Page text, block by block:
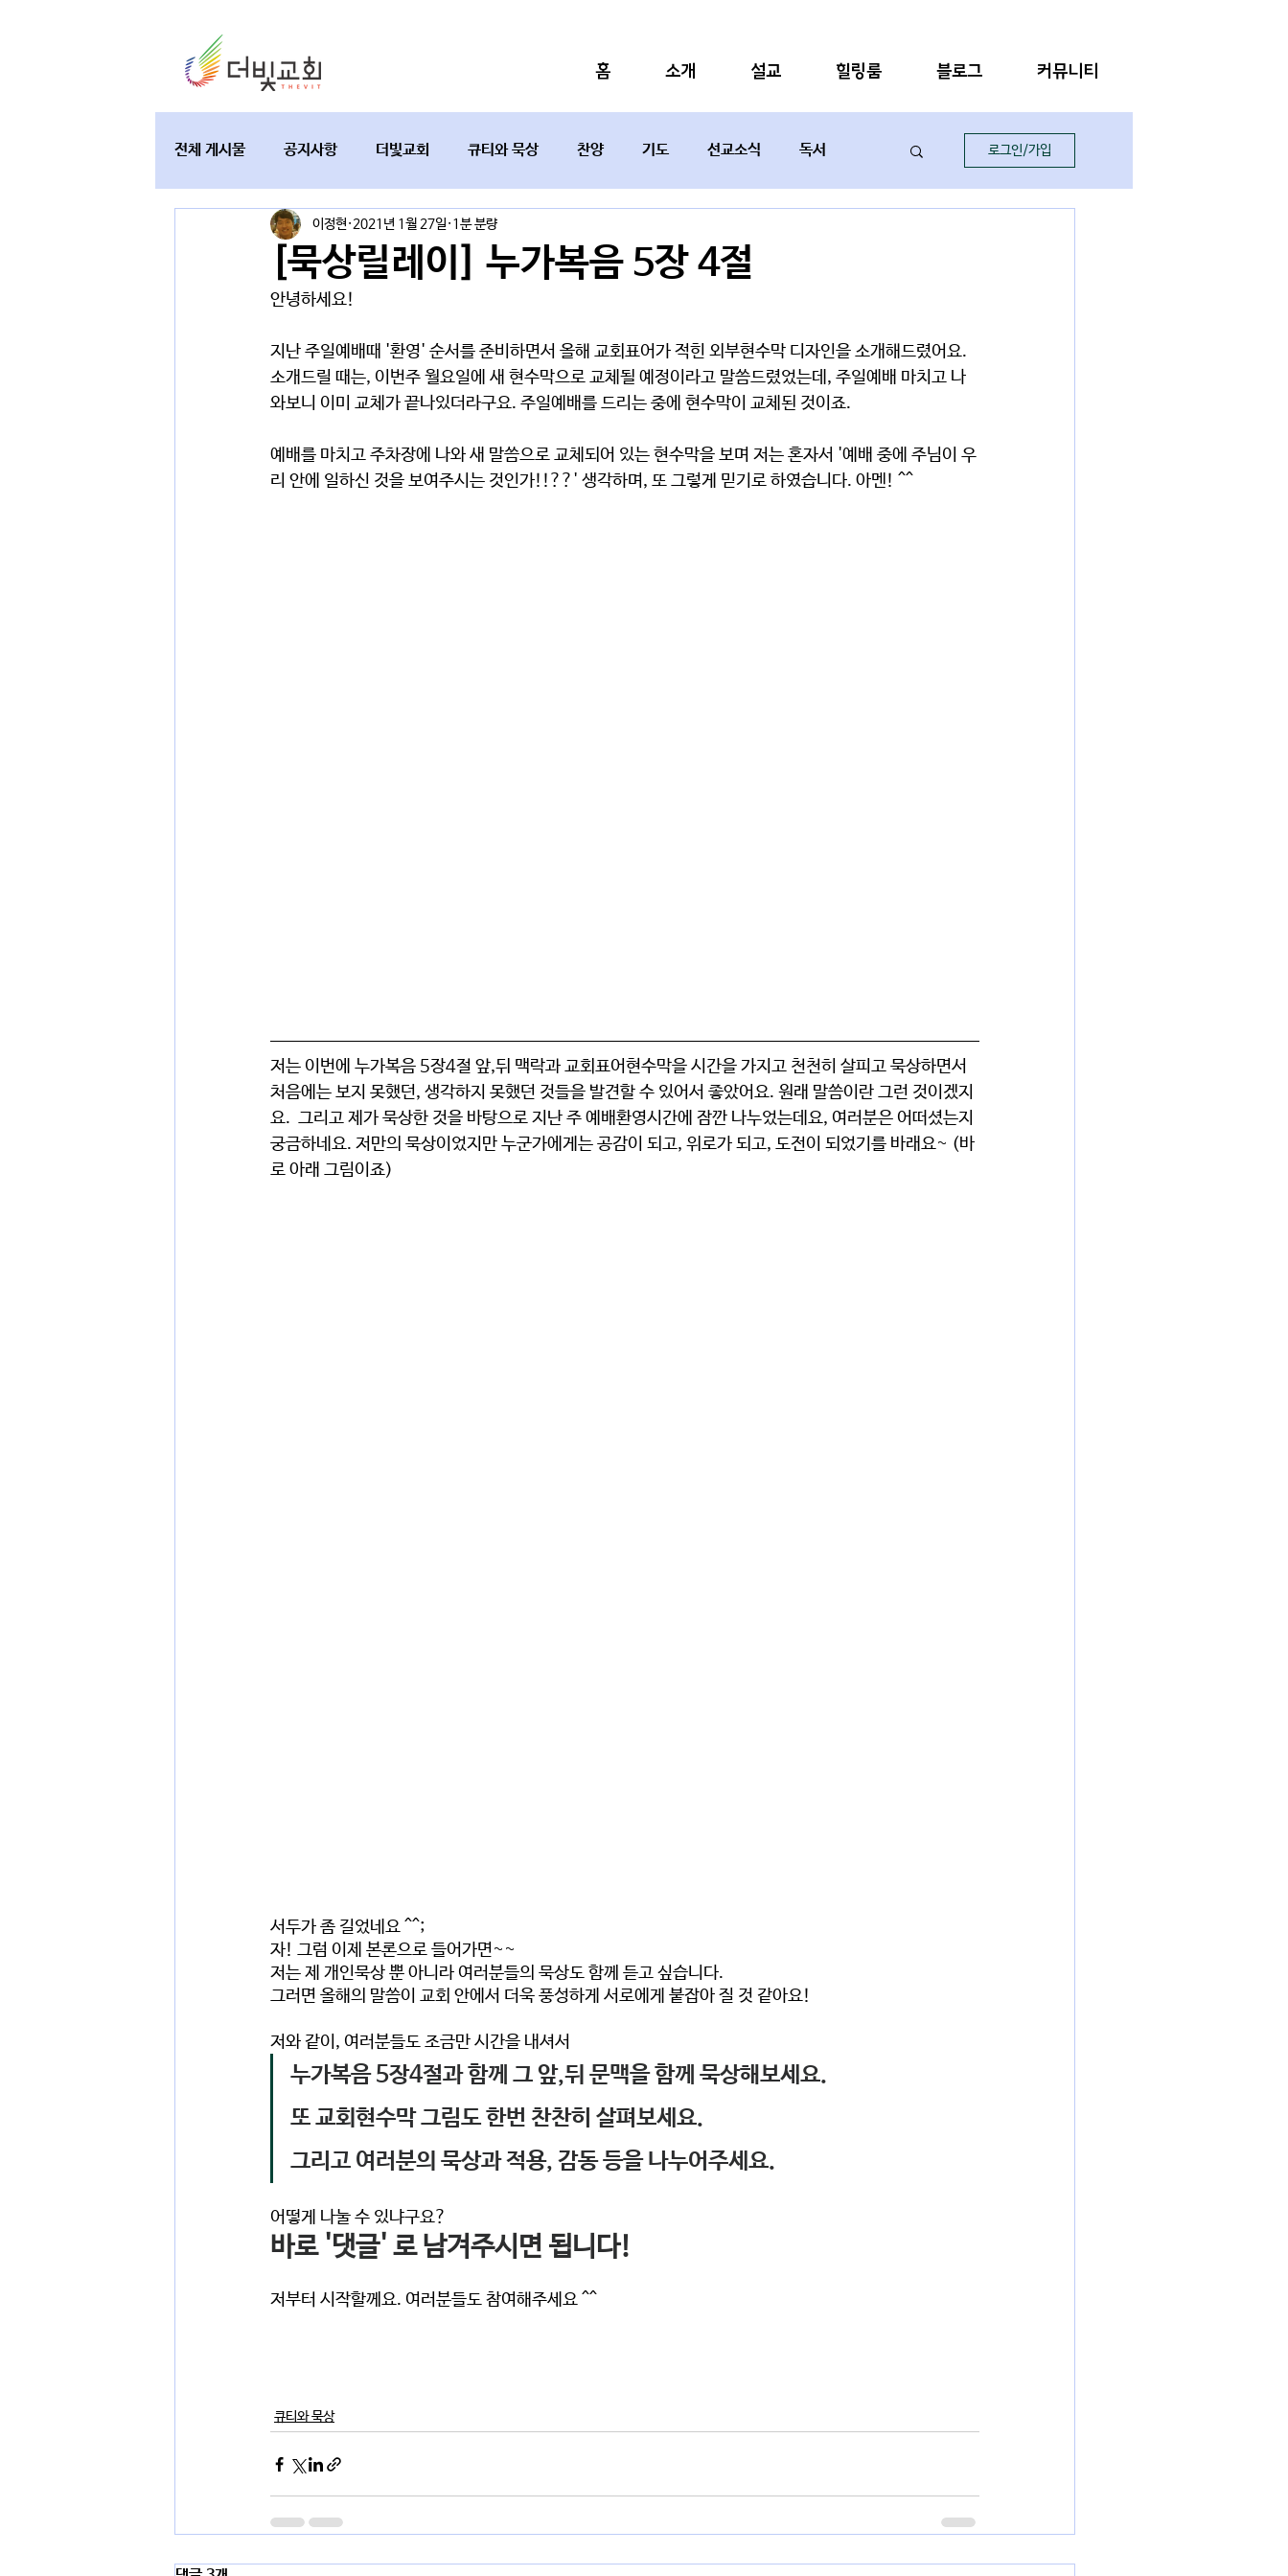
홈 소개 설교 힐링룸 블로그 커뮤니티
전체 게시물 공지사항 더빛교회 큐티와 묵상 찬양 기도 선교소식 독서
교육과 테필린 토요가정예배 설교요약
로그인/가입
[묵상릴레이] 누가복음 5장 4절
이정현 2021년 1월 27일 1분 분량
안녕하세요!
지난 주일예배때 '환영' 순서를 준비하면서 올해 교회표어가 적힌 외부현수막 디자인을 소개해드렸어요.
소개드릴 때는, 이번주 월요일에 새 현수막으로 교체될 예정이라고 말씀드렸었는데, 주일예배 마치고 나
와보니 이미 교체가 끝나있더라구요. 주일예배를 드리는 중에 현수막이 교체된 것이죠.
예배를 마치고 주차장에 나와 새 말씀으로 교체되어 있는 현수막을 보며 저는 혼자서 '예배 중에 주님이 우
리 안에 일하신 것을 보여주시는 것인가!!??' 생각하며, 또 그렇게 믿기로 하였습니다. 아멘! ^^
저는 이번에 누가복음 5장4절 앞,뒤 맥락과 교회표어현수막을 시간을 가지고 천천히 살피고 묵상하면서
처음에는 보지 못했던, 생각하지 못했던 것들을 발견할 수 있어서 좋았어요. 원래 말씀이란 그런 것이겠지
요.  그리고 제가 묵상한 것을 바탕으로 지난 주 예배환영시간에 잠깐 나누었는데요, 여러분은 어떠셨는지
궁금하네요. 저만의 묵상이었지만 누군가에게는 공감이 되고, 위로가 되고, 도전이 되었기를 바래요~ (바
로 아래 그림이죠)
서두가 좀 길었네요 ^^;
자! 그럼 이제 본론으로 들어가면~~
저는 제 개인묵상 뿐 아니라 여러분들의 묵상도 함께 듣고 싶습니다.
그러면 올해의 말씀이 교회 안에서 더욱 풍성하게 서로에게 붙잡아 질 것 같아요!
저와 같이, 여러분들도 조금만 시간을 내셔서
누가복음 5장4절과 함께 그 앞,뒤 문맥을 함께 묵상해보세요.
또 교회현수막 그림도 한번 찬찬히 살펴보세요.
그리고 여러분의 묵상과 적용, 감동 등을 나누어주세요.
어떻게 나눌 수 있냐구요?
바로 '댓글' 로 남겨주시면 됩니다!
저부터 시작할께요. 여러분들도 참여해주세요 ^^
큐티와 묵상